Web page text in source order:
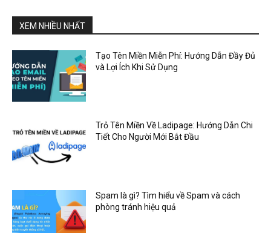
XEM NHIỀU NHẤT
Tạo Tên Miền Miễn Phí: Hướng Dẫn Đầy Đủ
và Lợi Ích Khi Sử Dụng
Trỏ Tên Miền Về Ladipage: Hướng Dẫn Chi
Tiết Cho Người Mới Bắt Đầu
Spam là gì? Tìm hiểu về Spam và cách
phòng tránh hiệu quả